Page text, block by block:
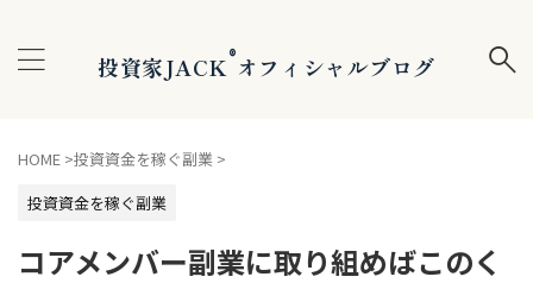
投資家JACK®オフィシャルブログ
HOME >投資資金を稼ぐ副業 >
投資資金を稼ぐ副業
コアメンバー副業に取り組めばこのく